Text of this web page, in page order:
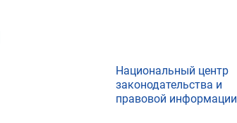
Национальный центр
законодательства и
правовой информации